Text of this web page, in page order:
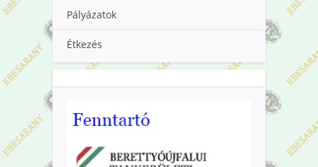
Pályázatok
Étkezés